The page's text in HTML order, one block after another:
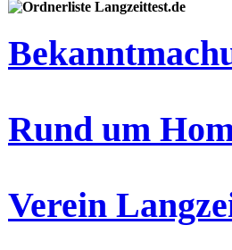
Langzeittest.de
Rund um
Verein